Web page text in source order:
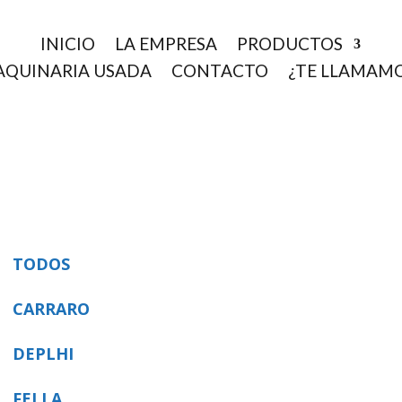
INICIO LA EMPRESA
PRODUCTOS
USADA
CONTACTO ¿TE
TODOS
CARRARO
DEPLHI